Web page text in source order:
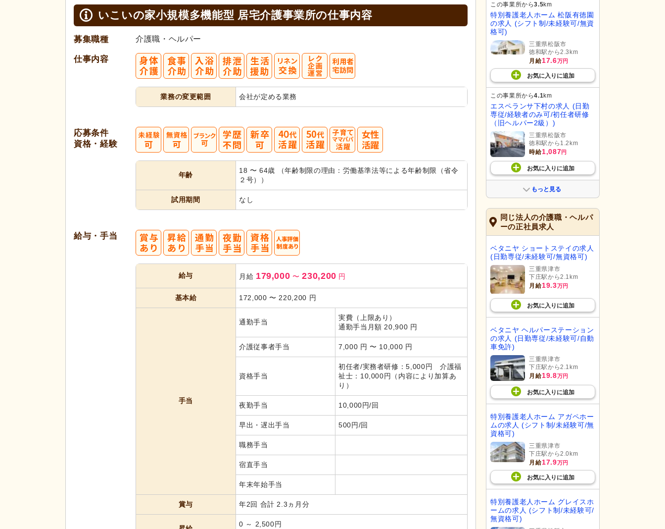
いこいの家小規模多機能型 居宅介護事業所の仕事内容
募集職種 介護職・ヘルパー
仕事内容
業務の変更範囲 会社が定める業務
応募条件
資格・経験
年齢
18 〜 64歳 （年齢制限の理由：労働基準法等による年齢制限（省令
２号））
試用期間 なし
給与・手当
給与 月給 179,000 〜 230,200 円
基本給 172,000 〜 220,200 円
手当
通勤手当
実費（上限あり）
通勤手当月額 20,900 円
介護従事者手当 7,000 円 〜 10,000 円
資格手当
初任者/実務者研修：5,000円 介護福
祉士：10,000円（内容により加算あ
り）
夜勤手当 10,000円/回
早出・遅出手当 500円/回
職務手当
宿直手当
年末年始手当
賞与 年2回 合計 2.3ヵ月分
0 ～ 2,500円
この事業所から3.5km
特別養護老人ホーム 松阪有徳園
の求人 (シフト制/未経験可/無資
格可)
三重県松阪市
徳和駅から2.3km
月給17.6万円
お気に入り に追加
この事業所から4.1km
エスペランサ下村の求人 (日勤
専従/経験者のみ可/初任者研修
（旧ヘルパー2級）)
三重県松阪市
徳和駅から1.2km
時給1,087円
お気に入り に追加
もっと見る
同じ法人の介護職・ヘルパ
ーの正社員求人
ベタニヤ ショートステイの求人
(日勤専従/未経験可/無資格可)
三重県津市
下庄駅から2.1km
月給19.3万円
お気に入り に追加
ベタニヤ ヘルパーステーション
の求人 (日勤専従/未経験可/自動
車免許)
三重県津市
下庄駅から2.1km
月給19.8万円
お気に入り に追加
特別養護老人ホーム アガペホー
ムの求人 (シフト制/未経験可/無
資格可)
三重県津市
下庄駅から2.0km
月給17.9万円
お気に入り に追加
特別養護老人ホーム グレイスホ
ームの求人 (シフト制/未経験可/
無資格可)